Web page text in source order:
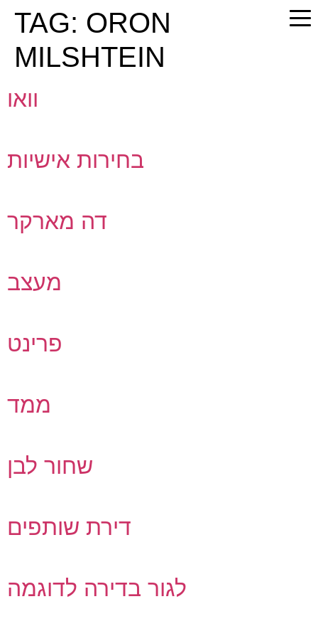
NOTE:
WEBSITE
AN
ACCESSIBILITY
TAG: ORON
MILSHTEIN
וואו
בחירות אישיות
דה מארקר
מעצב
פרינט
ממד
שחור לבן
דירת שותפים
לגור בדירה לדוגמה